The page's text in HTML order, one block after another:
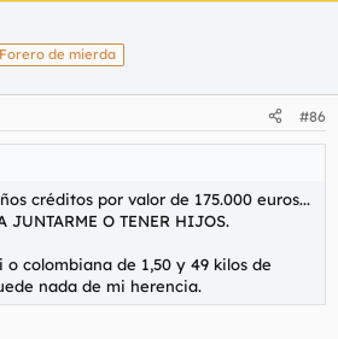
Forero de mierda
#86
créditos por valor de 175.000 euros...
JUNTARME O TENER HIJOS.
colombiana de 1,50 y 49 kilos de
nada de mi herencia.